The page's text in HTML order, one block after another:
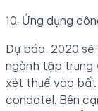
10. Ứng dụng
Dự báo, 2020
ngành tập trung
xét thuế vào
condotel. Bên